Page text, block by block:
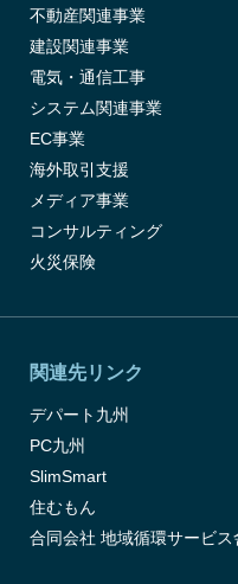
不動産関連事業
建設関連事業
電気・通信工事
システム関連事業
EC事業
海外取引支援
メディア事業
コンサルティング
火災保険
関連先リンク
デパート九州
PC九州
SlimSmart
住むもん
合同会社 地域循環サービス